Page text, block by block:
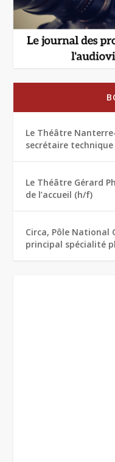
Le Théâtre
secrétaire
Le Théâtre Gérard
de l’accueil (h/f)
Circa, Pôle National
principal spécialité